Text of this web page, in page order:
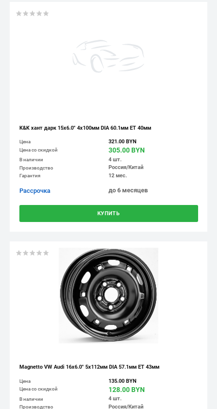
K&K хант дарк 15x6.0" 4x100мм DIA 60.1мм ET 40мм
Цена 321.00 BYN
Цена со скидкой 305.00 BYN
В наличии 4 шт.
Производство Россия/Китай
Гарантия 12 мес.
Рассрочка до 6 месяцев
КУПИТЬ
Magnetto VW Audi 16x6.0" 5x112мм DIA 57.1мм ET 43мм
Цена 135.00 BYN
Цена со скидкой 128.00 BYN
В наличии 4 шт.
Производство Россия/Китай